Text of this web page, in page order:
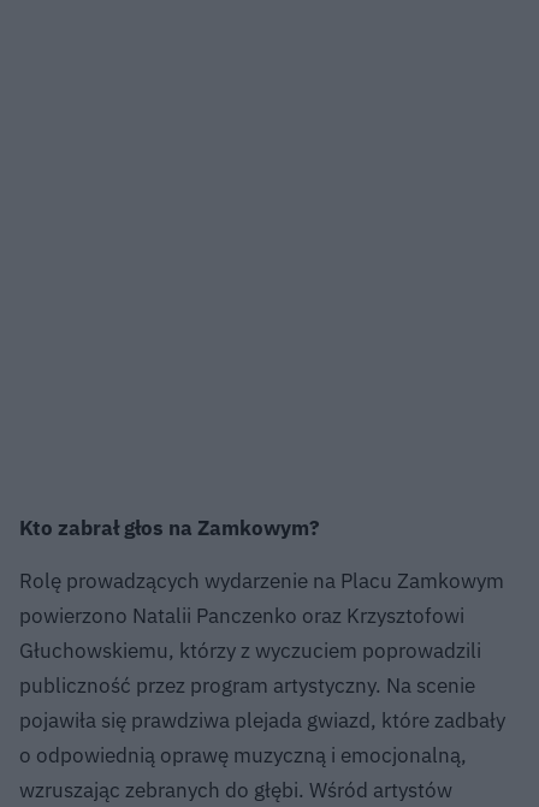
Kto zabrał głos na Zamkowym?
Rolę prowadzących wydarzenie na Placu Zamkowym
powierzono Natalii Panczenko oraz Krzysztofowi
Głuchowskiemu, którzy z wyczuciem poprowadzili
publiczność przez program artystyczny. Na scenie
pojawiła się prawdziwa plejada gwiazd, które zadbały
o odpowiednią oprawę muzyczną i emocjonalną,
wzruszając zebranych do głębi. Wśród artystów